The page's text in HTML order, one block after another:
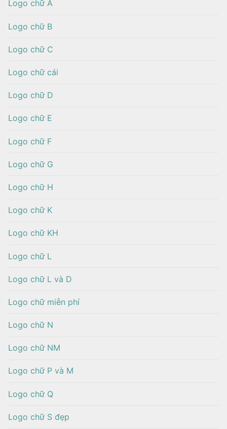
Logo chữ A
Logo chữ B
Logo chữ C
Logo chữ cái
Logo chữ D
Logo chữ E
Logo chữ F
Logo chữ G
Logo chữ H
Logo chữ K
Logo chữ KH
Logo chữ L
Logo chữ L và D
Logo chữ miễn phí
Logo chữ N
Logo chữ NM
Logo chữ P và M
Logo chữ Q
Logo chữ S đẹp